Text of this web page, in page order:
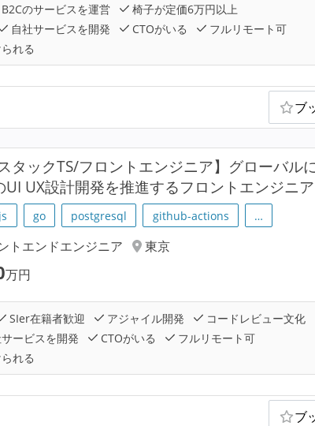
のサービスを運営
椅子が定価6万円以上
自社サービスを開発 CTOがいる
フルリモート可
れる
ブ
タックTS/フロントエンジニア】グローバル
UX設計開発を推進するフロントエンジニア
go postgresql github-actions …
トエンドエンジニア
東京
万円
SIer在籍者歓迎 アジャイル開発
コードレビュー文化
ービスを開発 CTOがいる
フルリモート可
れる
ブ